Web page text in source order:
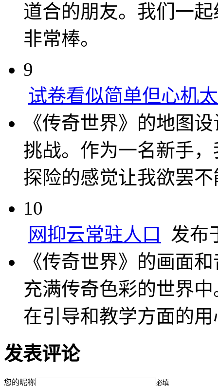
道合的朋友。我们一
非常棒。
9
试卷看似简单但心机
《传奇世界》的地图
挑战。作为一名新手
探险的感觉让我欲罢不
10
网抑云常驻人口
发布
《传奇世界》的画面
充满传奇色彩的世界
在引导和教学方面的
发表评论
您的昵称 必填